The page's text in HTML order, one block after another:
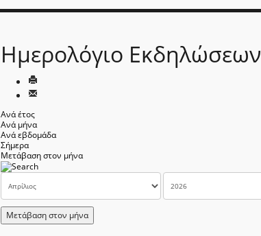
Ημερολόγιο Εκδηλώσεων
Ανά έτος
Ανά μήνα
Ανά εβδομάδα
Σήμερα
Μετάβαση στον μήνα
Μετάβαση στον μήνα